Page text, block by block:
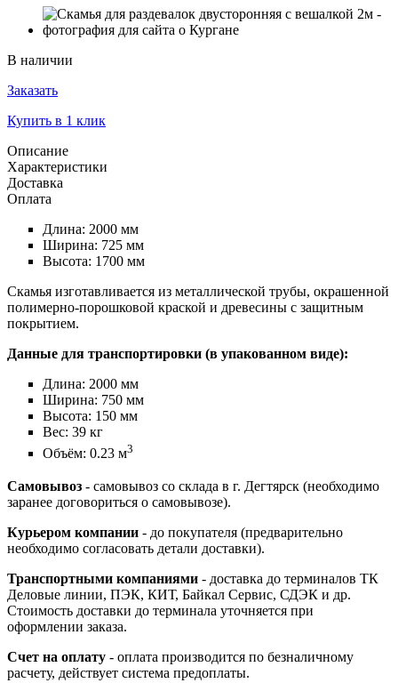
В наличии
Заказать
Купить в 1 клик
Описание
Характеристики
Доставка
Оплата
Длина: 2000 мм
Ширина: 725 мм
Высота: 1700 мм
Скамья изготавливается из металлической трубы, окрашенной
полимерно-порошковой краской и древесины с защитным
покрытием.
Данные для транспортировки (в упакованном виде):
Длина: 2000 мм
Ширина: 750 мм
Высота: 150 мм
Вес: 39 кг
Объём: 0.23 м3
Самовывоз - самовывоз со склада в г. Дегтярск (необходимо
заранее договориться о самовывозе).
Курьером компании - до покупателя (предварительно
необходимо согласовать детали доставки).
Транспортными компаниями - доставка до терминалов ТК
Деловые линии, ПЭК, КИТ, Байкал Сервис, СДЭК и др.
Стоимость доставки до терминала уточняется при
оформлении заказа.
Счет на оплату - оплата производится по безналичному
расчету, действует система предоплаты.